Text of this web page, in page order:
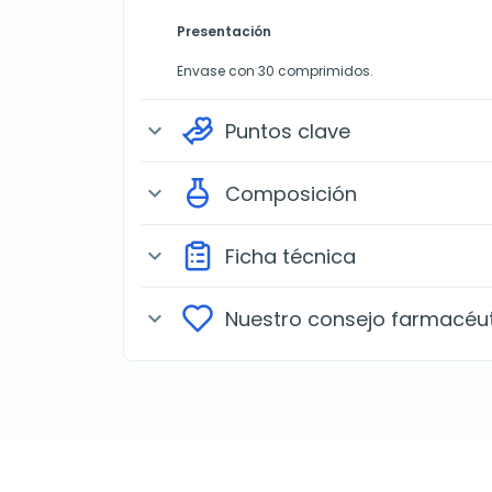
Presentación
Envase con 30 comprimidos.
expand_more Puntos clave
expand_more Composición
expand_more Ficha técnica
expand_more Nuestro consejo